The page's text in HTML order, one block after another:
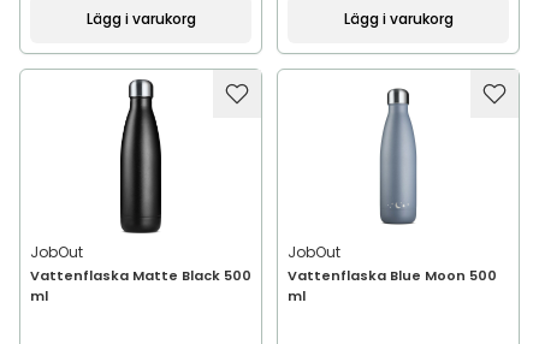
Lägg i varukorg Lägg i varukorg
JobOut
Vattenflaska Matte Black 500
ml
JobOut
Vattenflaska Blue Moon 500
ml